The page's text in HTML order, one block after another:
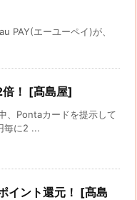
PAY(エーユーペイ)が、
！ [髙島屋]
、Pontaカードを提示して
毎に2 ...
イント還元！ [髙島